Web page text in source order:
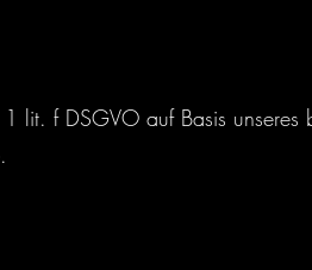
f DSGVO auf Basis unseres